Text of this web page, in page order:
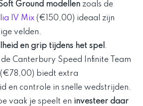
Ground modellen zoals de
IV Mix (€150,00) ideaal zijn
velden.
en grip tijdens het spel .
Canterbury Speed Infinite Team
(€78,00) biedt extra
en controle in snelle wedstrijden.
vaak je speelt en investeer daar